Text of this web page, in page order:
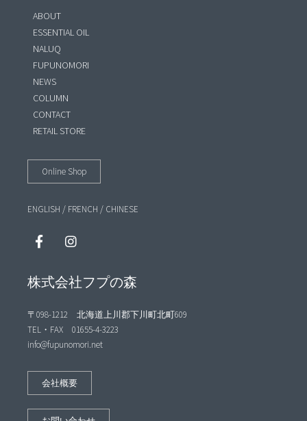
ABOUT
ESSENTIAL OIL
NALUQ
FUPUNOMORI
NEWS
COLUMN
CONTACT
RETAIL STORE
Online Shop
ENGLISH / FRENCH / CHINESE
株式会社フプの森
〒098-1212 北海道上川郡下川町北町609
TEL・FAX 01655-4-3223
info@fupunomori.net
会社概要